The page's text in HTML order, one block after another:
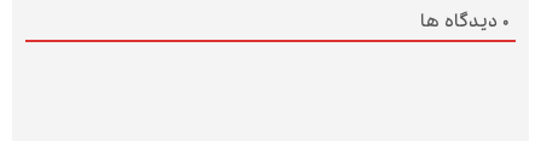
0 دیدگاه ها